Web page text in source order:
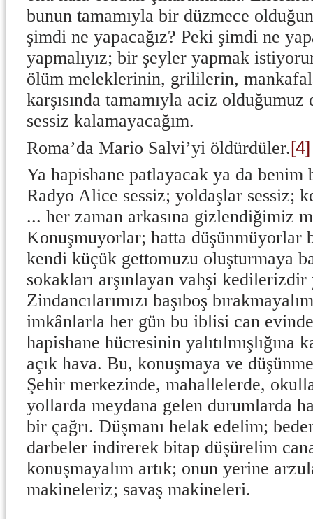
bunun tamamıyla bir düzmece
şimdi ne yapacağız? Peki şimdi ne
yapmalıyız; bir şeyler yapmak
ölüm meleklerinin, grililerin,
karşısında tamamıyla aciz
sessiz kalamayacağım.
Roma’da Mario Salvi’yi öldürdüler.[4]
Ya hapishane patlayacak ya da benim
Radyo Alice sessiz; yoldaşlar sessiz;
... her zaman arkasına gizlendiğimiz
Konuşmuyorlar; hatta düşünmüyorlar
kendi küçük gettomuzu oluşturmaya
sokakları arşınlayan vahşi
Zindancılarımızı başıboş
imkânlarla her gün bu iblisi can
hapishane hücresinin yalıtılmışlığına
açık hava. Bu, konuşmaya ve
Şehir merkezinde, mahallelerde,
yollarda meydana gelen durumlarda
bir çağrı. Düşmanı helak edelim;
darbeler indirerek bitap düşürelim
konuşmayalım artık; onun yerine
makineleriz; savaş makineleri.